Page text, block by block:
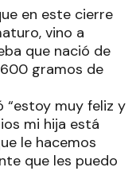
en este cierre
vino a
que nació de
gramos de
“estoy muy feliz y
mi hija está
le hacemos
que les puedo